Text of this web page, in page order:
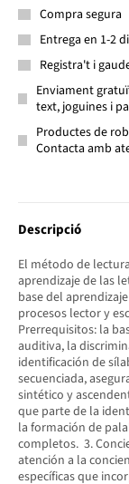
Compra segura
Entrega en 1-2
Registra't i
Enviament
text, joguines i
Productes de
Contacta amb
Descripció
El método de
aprendizaje de las
base del
procesos lector y
Prerrequisitos: la
auditiva, la
identificación de
secuenciada,
sintético y
que parte de la
la formación de
completos. 3.
atención a la
específicas que